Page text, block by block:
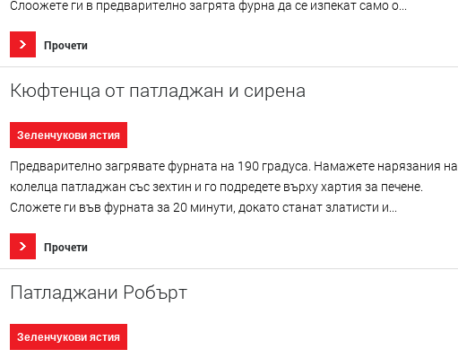
Слоожете ги в предварително загрята фурна да се изпекат само о...
Прочети
Кюфтенца от патладжан и сирена
Зеленчукови ястия
Предварително загрявате фурната на 190 градуса. Намажете нарязания на
колелца патладжан със зехтин и го подредете върху хартия за печене.
Сложете ги във фурната за 20 минути, докато станат златисти и...
Прочети
Патладжани Робърт
Зеленчукови ястия